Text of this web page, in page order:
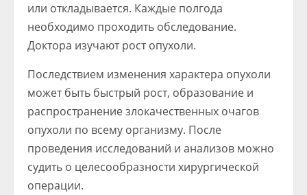
или откладывается. Каждые полгода
необходимо проходить обследование.
Доктора изучают рост опухоли.
Последствием изменения характера опухоли
может быть быстрый рост, образование и
распространение злокачественных очагов
опухоли по всему организму. После
проведения исследований и анализов можно
судить о целесообразности хирургической
операции.